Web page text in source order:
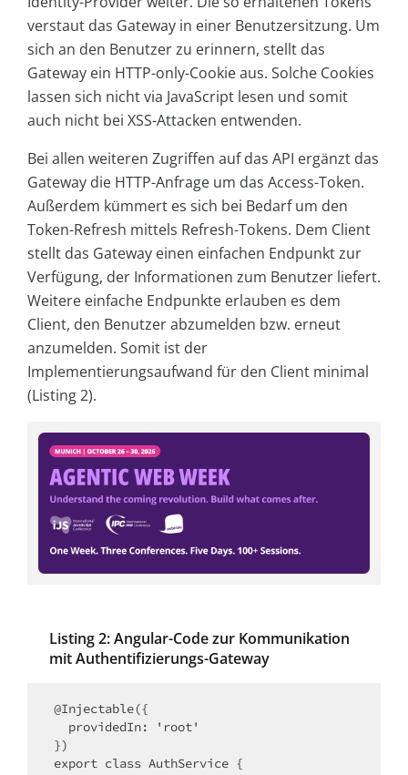
verstaut das Gateway in einer Benutzersitzung. Um
sich an den Benutzer zu erinnern, stellt das
Gateway ein HTTP-only-Cookie aus. Solche Cookies
lassen sich nicht via JavaScript lesen und somit
auch nicht bei XSS-Attacken entwenden.
Bei allen weiteren Zugriffen auf das API ergänzt das
Gateway die HTTP-Anfrage um das Access-Token.
Außerdem kümmert es sich bei Bedarf um den
Token-Refresh mittels Refresh-Tokens. Dem Client
stellt das Gateway einen einfachen Endpunkt zur
Verfügung, der Informationen zum Benutzer liefert.
Weitere einfache Endpunkte erlauben es dem
Client, den Benutzer abzumelden bzw. erneut
anzumelden. Somit ist der
Implementierungsaufwand für den Client minimal
(Listing 2).
Listing 2: Angular-Code zur Kommunikation
mit Authentifizierungs-Gateway
@Injectable({
})
export class AuthService {